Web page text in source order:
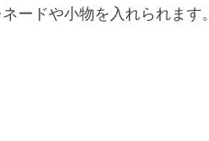
ードや小物を入れられます。